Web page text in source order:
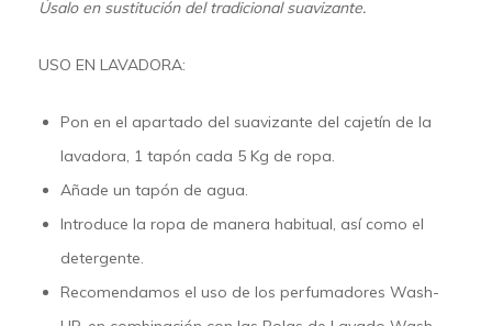
Úsalo en sustitución del tradicional suavizante.
USO EN LAVADORA:
Pon en el apartado del suavizante del cajetín de la
lavadora, 1 tapón cada 5 Kg de ropa.
Añade un tapón de agua.
Introduce la ropa de manera habitual, así como el
detergente.
Recomendamos el uso de los perfumadores Wash-